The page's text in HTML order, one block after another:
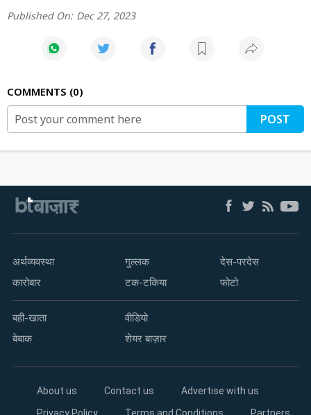
Published On: Dec 27, 2023
COMMENTS 0
POST
अर्थव्यवस्था
कारोबार
गुल्लक
टक-टकिया
देस-परदेस
फोटो
बही-खाता
बेबाक
वीडियो
शेयर बाज़ार
About us Contact us
Advertise with us
Privacy Policy
Terms and Conditions Partners